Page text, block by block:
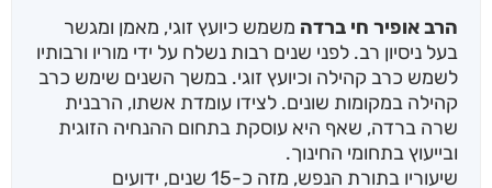
הרב אופיר חי ברדה משמש כיועץ זוגי, מאמן ומגשר
בעל ניסיון רב. לפני שנים רבות נשלח על ידי מוריו ורבותיו
לשמש כרב קהילה וכיועץ זוגי. במשך השנים שימש כרב
קהילה במקומות שונים. לצידו עומדת אשתו, הרבנית
שרה ברדה, שאף היא עוסקת בתחום ההנחיה הזוגית
ובייעוץ בתחומי החינוך.
שיעוריו בתורת הנפש, מזה כ-15 שנים, ידועים